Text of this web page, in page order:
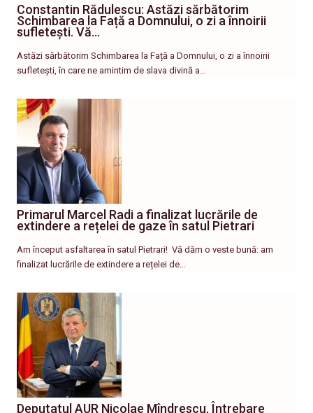
Constantin Rădulescu: Astăzi sărbătorim
Schimbarea la Față a Domnului, o zi a înnoirii
sufletești. Vă…
Astăzi sărbătorim Schimbarea la Față a Domnului, o zi a înnoirii
sufletești, în care ne amintim de slava divină a…
Primarul Marcel Radi a finalizat lucrările de
extindere a rețelei de gaze în satul Pietrari
Am început asfaltarea în satul Pietrari! ​ Vă dăm o veste bună: am
finalizat lucrările de extindere a rețelei de…
Deputatul AUR Nicolae Mîndrescu, Întrebare